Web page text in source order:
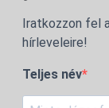
Iratkozzon fel
hírleveleire!
Teljes név